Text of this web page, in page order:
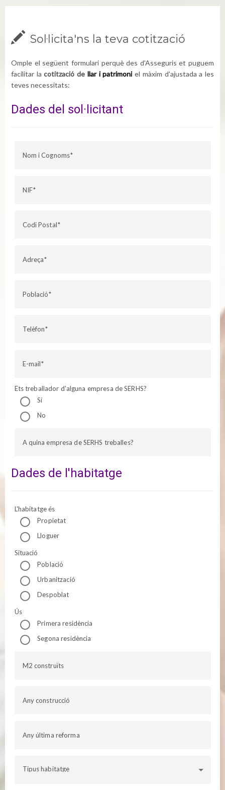
Sol·licita'ns la teva cotització
Omple el següent formulari perquè des d'Asseguris et puguem
facilitar lacotització de llar i patrimoniel màxim d'ajustada a les
teves necessitats:
Dades del sol·licitant
Nom i Cognoms
NIF
Codi Postal
Adreça
Població
Telèfon
E-mail
Ets treballador d'alguna empresa de SERHS?
Sí
No
A quina empresa de SERHS treballes?
Dades de l'habitatge
L'habitatge és
Propietat
Lloguer
Situació
Població
Urbanització
Despoblat
Ús
Primera residència
Segona residència
M2 construïts
Any construcció
Any última reforma
Tipus habitatge